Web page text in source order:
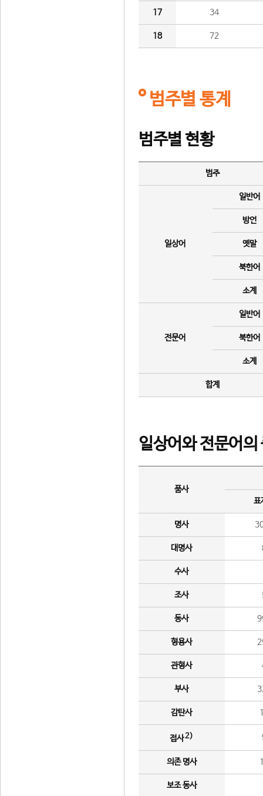
17 34
18 72
범주별 통계
범주별 현황
범주
일상어
일반어
방언
옛말
북한어
소계
전문어
일반어
북한어
소계
합계
일상어와 전문어의
품사
표
명사
대명사
수사
조사
동사
형용사
관형사
부사
감탄사
접사2)
의존 명사
보조 동사